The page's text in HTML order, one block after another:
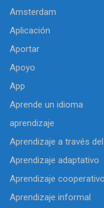
Amsterdam
Aplicación
Aportar
Apoyo
App
Aprende un idioma
aprendizaje
Aprendizaje a través
Aprendizaje adaptativo
Aprendizaje cooperativo
Aprendizaje informal